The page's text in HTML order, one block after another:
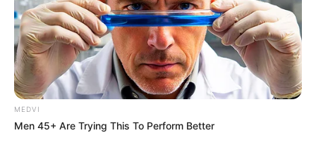
Why everything you thought you knew about water
might be wrong
CTA LOVE
She Took Her Love For Horses To A Whole New Level
BRAINBERRIES
MEDVI
Men 45+ Are Trying This To Perform Better